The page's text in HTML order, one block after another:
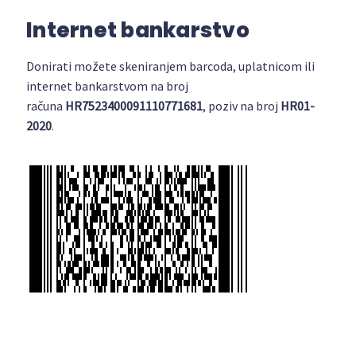
Internet bankarstvo
Donirati možete skeniranjem barcoda, uplatnicom ili
internet bankarstvom na broj
računa HR7523400091110771681, poziv na broj HR01-
2020.